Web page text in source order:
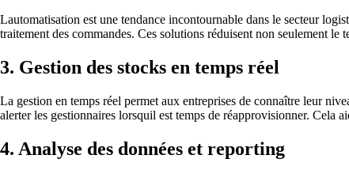
Lautomatisation est une tendance incontournable dans le secteur
traitement des commandes. Ces solutions réduisent non seulement
3. Gestion des stocks en temps réel
La gestion en temps réel permet aux entreprises de connaître leur
alerter les gestionnaires lorsquil est temps de réapprovisionner. Cela
4. Analyse des données et reporting